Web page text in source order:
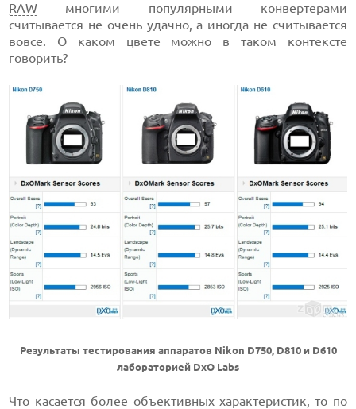
RAW многими популярными конвертерами
считывается не очень удачно, а иногда не считывается
вовсе. О каком цвете можно в таком контексте
говорить?
Результаты тестирования аппаратов Nikon D750, D810 и D610
лабораторией DxO Labs
Что касается более объективных характеристик, то по